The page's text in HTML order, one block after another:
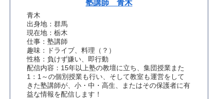
塾講師 青木
青木
出身地：群馬
現在地：栃木
仕事：塾講師
趣味：ドライブ、料理（？）
性格：負けず嫌い、即行動
配信内容：15年以上塾の教壇に立ち、集団授業また
1：1～の個別授業も行い、そして教室も運営をして
きた塾講師が、小・中・高生、またはその保護者に有
益な情報を配信します！